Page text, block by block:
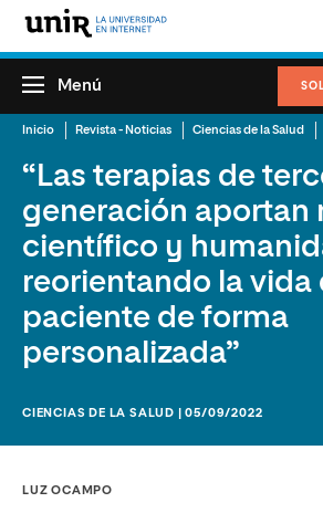
Menú
Inicio Revista - Noticias Ciencias de la Salud
“Las terapias de
generación aportan
científico y
reorientando la vida
paciente de forma
personalizada”
CIENCIAS DE LA SALUD | 05/09/2022
LUZ OCAMPO